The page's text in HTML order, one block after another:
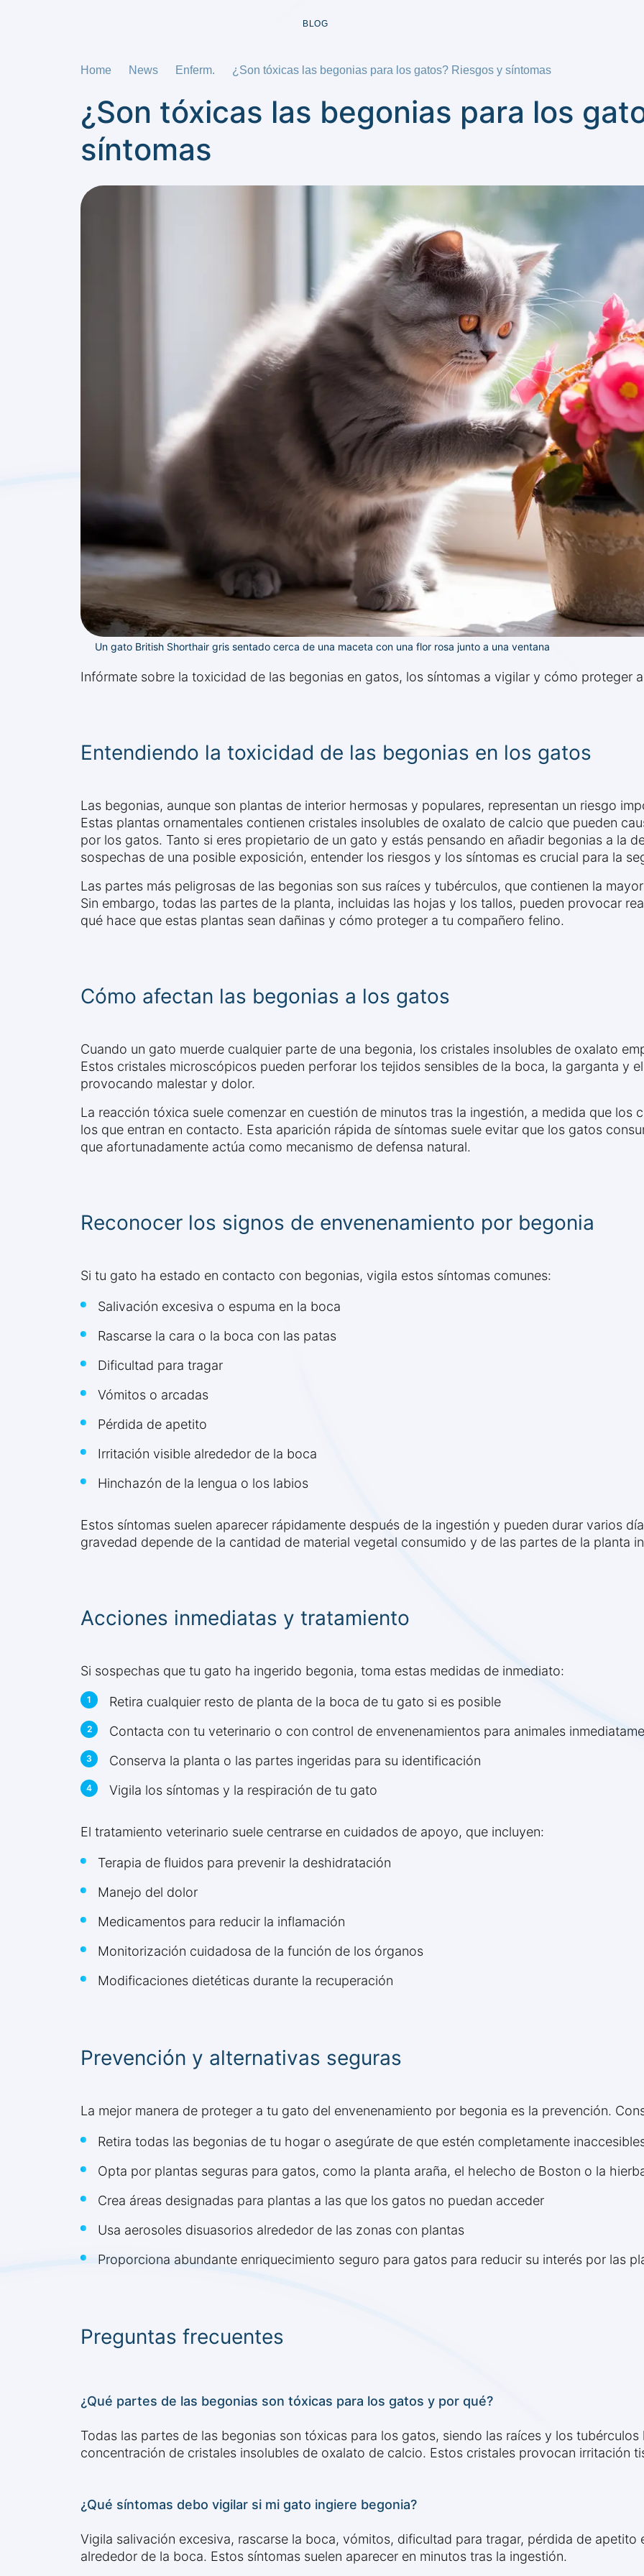
BLOG
Home News Enferm. ¿Son tóxicas las begonias para los gatos? Riesgos y síntomas
¿Son tóxicas las begonias para los
síntomas
Un gato British Shorthair gris sentado cerca de una maceta con una flor rosa junto a una ventana
Infórmate sobre la toxicidad de las begonias en gatos, los síntomas a vigilar y cómo proteger
Entendiendo la toxicidad de las begonias en los gatos
Las begonias, aunque son plantas de interior hermosas y populares, representan un riesgo
Estas plantas ornamentales contienen cristales insolubles de oxalato de calcio que pueden
por los gatos. Tanto si eres propietario de un gato y estás pensando en añadir begonias a la
sospechas de una posible exposición, entender los riesgos y los síntomas es crucial para la
Las partes más peligrosas de las begonias son sus raíces y tubérculos, que contienen la
Sin embargo, todas las partes de la planta, incluidas las hojas y los tallos, pueden provocar
qué hace que estas plantas sean dañinas y cómo proteger a tu compañero felino.
Cómo afectan las begonias a los gatos
Cuando un gato muerde cualquier parte de una begonia, los cristales insolubles de oxalato
Estos cristales microscópicos pueden perforar los tejidos sensibles de la boca, la garganta y
provocando malestar y dolor.
La reacción tóxica suele comenzar en cuestión de minutos tras la ingestión, a medida que los
los que entran en contacto. Esta aparición rápida de síntomas suele evitar que los gatos
que afortunadamente actúa como mecanismo de defensa natural.
Reconocer los signos de envenenamiento por begonia
Si tu gato ha estado en contacto con begonias, vigila estos síntomas comunes:
Salivación excesiva o espuma en la boca
Rascarse la cara o la boca con las patas
Dificultad para tragar
Vómitos o arcadas
Pérdida de apetito
Irritación visible alrededor de la boca
Hinchazón de la lengua o los labios
Estos síntomas suelen aparecer rápidamente después de la ingestión y pueden durar varios
gravedad depende de la cantidad de material vegetal consumido y de las partes de la planta
Acciones inmediatas y tratamiento
Si sospechas que tu gato ha ingerido begonia, toma estas medidas de inmediato:
Retira cualquier resto de planta de la boca de tu gato si es posible
Contacta con tu veterinario o con control de envenenamientos para animales
Conserva la planta o las partes ingeridas para su identificación
Vigila los síntomas y la respiración de tu gato
El tratamiento veterinario suele centrarse en cuidados de apoyo, que incluyen:
Terapia de fluidos para prevenir la deshidratación
Manejo del dolor
Medicamentos para reducir la inflamación
Monitorización cuidadosa de la función de los órganos
Modificaciones dietéticas durante la recuperación
Prevención y alternativas seguras
La mejor manera de proteger a tu gato del envenenamiento por begonia es la prevención.
Retira todas las begonias de tu hogar o asegúrate de que estén completamente
Opta por plantas seguras para gatos, como la planta araña, el helecho de Boston o la
Crea áreas designadas para plantas a las que los gatos no puedan acceder
Usa aerosoles disuasorios alrededor de las zonas con plantas
Proporciona abundante enriquecimiento seguro para gatos para reducir su interés por las
Preguntas frecuentes
¿Qué partes de las begonias son tóxicas para los gatos y por qué?
Todas las partes de las begonias son tóxicas para los gatos, siendo las raíces y los
concentración de cristales insolubles de oxalato de calcio. Estos cristales provocan irritación
¿Qué síntomas debo vigilar si mi gato ingiere begonia?
Vigila salivación excesiva, rascarse la boca, vómitos, dificultad para tragar, pérdida de
alrededor de la boca. Estos síntomas suelen aparecer en minutos tras la ingestión.